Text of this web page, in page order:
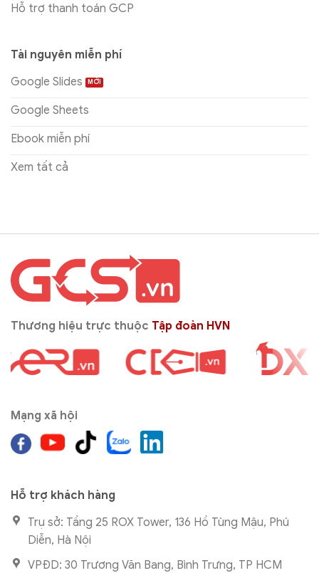
Hỗ trợ thanh toán GCP
Tài nguyên miễn phí
Google Slides
Google Sheets
Ebook miễn phí
Xem tất cả
Thương hiệu trực thuộc Tập đoàn HVN
Mạng xã hội
Hỗ trợ khách hàng
Trụ sở: Tầng 25 ROX Tower, 136 Hồ Tùng Mậu, Phú
Diễn, Hà Nội
VPĐD: 30 Trương Văn Bang, Bình Trưng, TP HCM